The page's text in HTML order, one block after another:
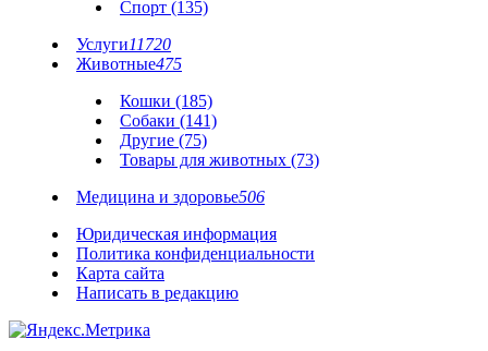
Спорт (135)
Услуги11720
Животные475
Кошки (185)
Собаки (141)
Другие (75)
Товары для животных (73)
Медицина и здоровье506
Юридическая информация
Политика конфиденциальности
Карта сайта
Написать в редакцию